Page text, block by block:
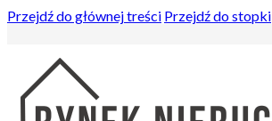
Przejdź do głównej treści Przejdź do stopki